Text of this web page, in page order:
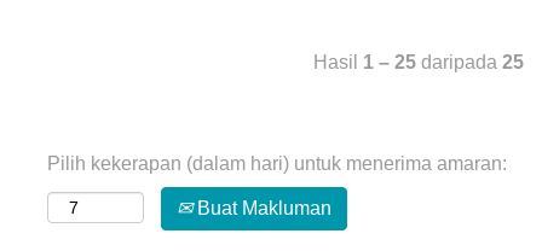
Hasil 1 – 25 daripada 25
Pilih kekerapan (dalam hari) untuk menerima amaran:
Buat Makluman